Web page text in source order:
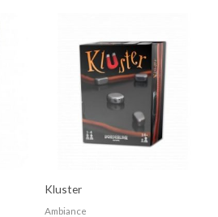
Kluster
Ambiance